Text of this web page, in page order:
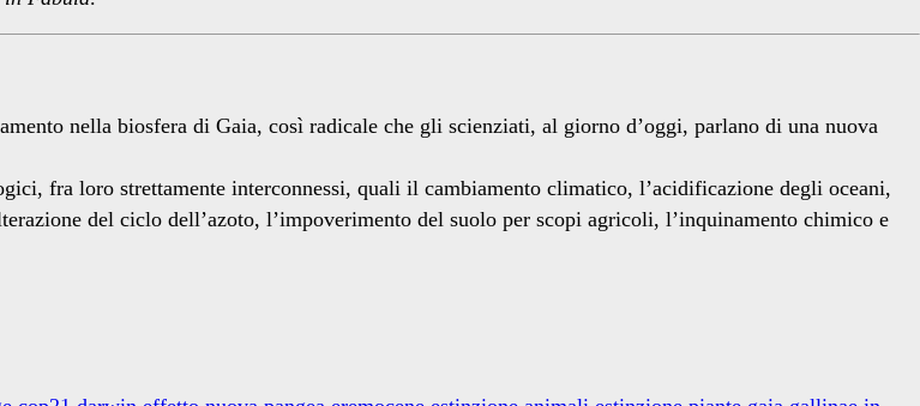
nella biosfera di Gaia, così radicale che gli scienziati, al giorno d’oggi, parlano di una nuova
fra loro strettamente interconnessi, quali il cambiamento climatico, l’acidificazione degli oceani,
del ciclo dell’azoto, l’impoverimento del suolo per scopi agricoli, l’inquinamento chimico e